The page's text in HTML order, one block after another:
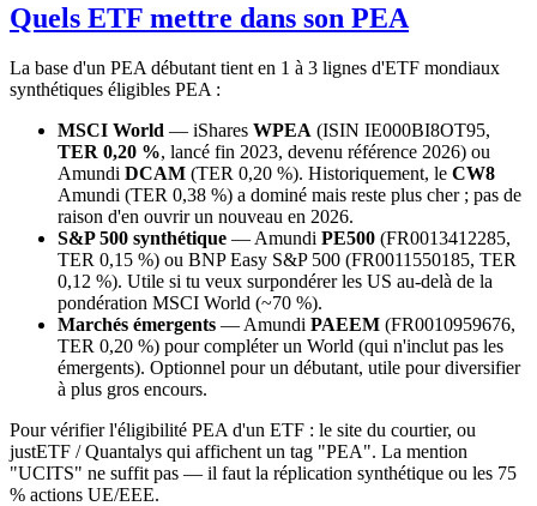
Quels ETF mettre dans son PEA
La base d'un PEA débutant tient en 1 à 3 lignes d'ETF mondiaux
synthétiques éligibles PEA :
MSCI World — iShares WPEA (ISIN IE000BI8OT95,
TER 0,20 %, lancé fin 2023, devenu référence 2026) ou
Amundi DCAM (TER 0,20 %). Historiquement, le CW8
Amundi (TER 0,38 %) a dominé mais reste plus cher ; pas de
raison d'en ouvrir un nouveau en 2026.
S&P 500 synthétique — Amundi PE500 (FR0013412285,
TER 0,15 %) ou BNP Easy S&P 500 (FR0011550185, TER
0,12 %). Utile si tu veux surpondérer les US au-delà de la
pondération MSCI World (~70 %).
Marchés émergents — Amundi PAEEM (FR0010959676,
TER 0,20 %) pour compléter un World (qui n'inclut pas les
émergents). Optionnel pour un débutant, utile pour diversifier
à plus gros encours.
Pour vérifier l'éligibilité PEA d'un ETF : le site du courtier, ou
justETF / Quantalys qui affichent un tag "PEA". La mention
"UCITS" ne suffit pas — il faut la réplication synthétique ou les 75
% actions UE/EEE.